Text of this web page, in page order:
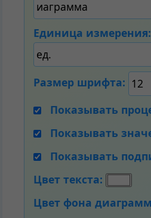
Единица измерения:
Размер шрифта:
Показывать
Показывать
Показывать
Цвет текста:
Цвет фона